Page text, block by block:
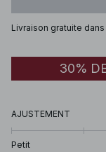
Livraison gratuite
30%
AJUSTEMENT
Petit